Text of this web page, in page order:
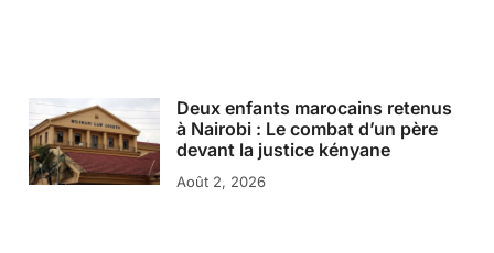
Deux enfants marocains retenus
à Nairobi : Le combat d’un père
devant la justice kényane
Août 2, 2026